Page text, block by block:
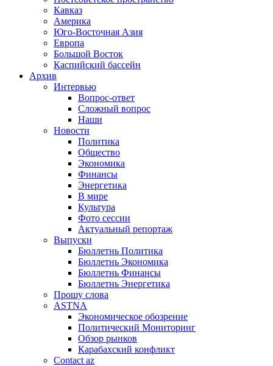
Кавказ
Америка
Юго-Восточная Азия
Европа
Большой Восток
Каспийский бассейн
Архив
Интервью
Вопрос-ответ
Сложный вопрос
Наши
Новости
Политика
Общество
Экономика
Финансы
Энергетика
В мире
Культура
Фото сессии
Актуальный репортаж
Выпуски
Бюллетнь Политика
Бюллетнь Экономика
Бюллетнь Финансы
Бюллетнь Энергетика
Прошу слова
ASTNA
Экономическое обозрение
Политический Мониторинг
Обзор рынков
Карабахский конфликт
Contact az